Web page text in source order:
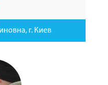
г. Киев